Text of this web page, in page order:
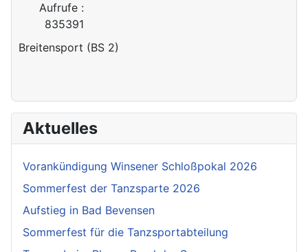
Aufrufe:
835391
Breitensport (BS 2)
Aktuelles
Vorankündigung Winsener Schloßpokal 2026
Sommerfest der Tanzsparte 2026
Aufstieg in Bad Bevensen
Sommerfest für die Tanzsportabteilung